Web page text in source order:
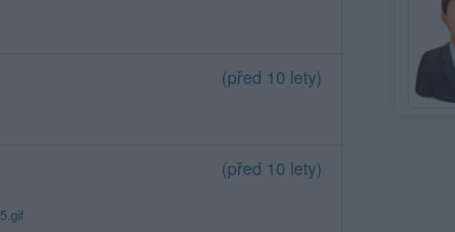
(před 10 lety)
(před 10 lety)